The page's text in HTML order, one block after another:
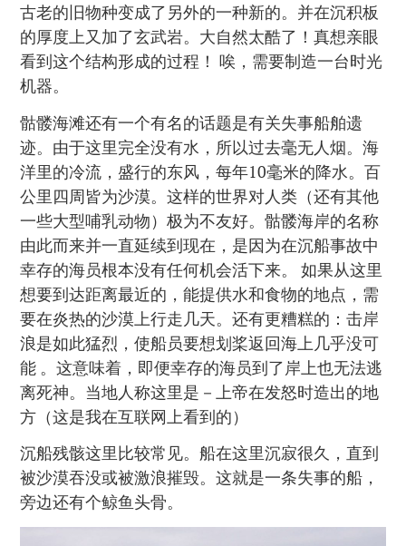
古老的旧物种变成了另外的一种新的。并在沉积板
的厚度上又加了玄武岩。大自然太酷了！真想亲眼
看到这个结构形成的过程！ 唉，需要制造一台时光
机器。
骷髅海滩还有一个有名的话题是有关失事船舶遗
迹。由于这里完全没有水，所以过去毫无人烟。海
洋里的冷流，盛行的东风，每年10毫米的降水。百
公里四周皆为沙漠。这样的世界对人类（还有其他
一些大型哺乳动物）极为不友好。骷髅海岸的名称
由此而来并一直延续到现在，是因为在沉船事故中
幸存的海员根本没有任何机会活下来。 如果从这里
想要到达距离最近的，能提供水和食物的地点，需
要在炎热的沙漠上行走几天。还有更糟糕的：击岸
浪是如此猛烈，使船员要想划桨返回海上几乎没可
能 。这意味着，即便幸存的海员到了岸上也无法逃
离死神。当地人称这里是－上帝在发怒时造出的地
方（这是我在互联网上看到的）
沉船残骸这里比较常见。船在这里沉寂很久，直到
被沙漠吞没或被激浪摧毁。这就是一条失事的船，
旁边还有个鲸鱼头骨。